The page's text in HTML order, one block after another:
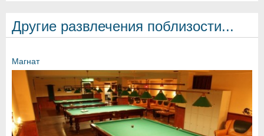
Другие развлечения поблизости...
Магнат